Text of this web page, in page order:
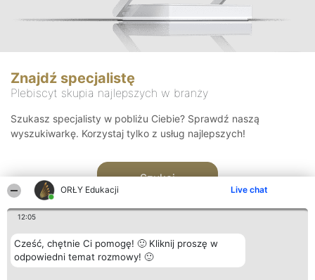
ORŁY Edukacji Live chat
12:05
Cześć, chętnie Ci pomogę! 🙂 Kliknij proszę w
odpowiedni temat rozmowy! 🙂
Znajdź specjalistę
Plebiscyt skupia najlepszych w branży
Szukasz specjalisty w pobliżu Ciebie? Sprawdź naszą
wyszukiwarkę. Korzystaj tylko z usług najlepszych!
Szukaj